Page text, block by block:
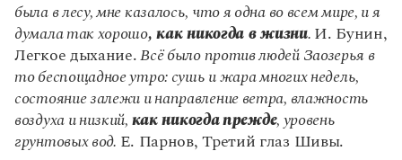
Журнал
Новости и события
Статьи
Монологи
Интервью
была в лесу, мне казалось, что я одна во всем мире, и я
думала так хорошо, как никогда в жизни. И. Бунин,
Легкое дыхание. Всё было против людей Заозерья в
то беспощадное утро: сушь и жара многих недель,
состояние залежи и направление ветра, влажность
воздуха и низкий, как никогда прежде, уровень
грунтовых вод. Е. Парнов, Третий глаз Шивы.